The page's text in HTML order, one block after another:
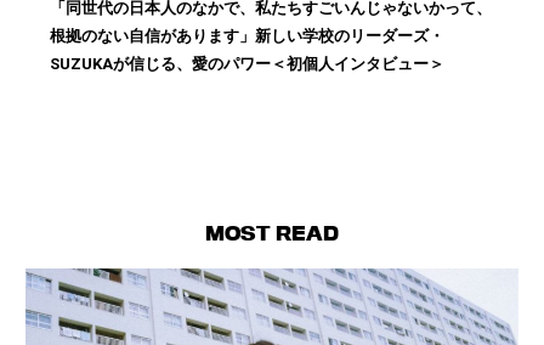
「同世代の日本人のなかで、私たちすごいんじゃないかって、
根拠のない自信があります」新しい学校のリーダーズ・
SUZUKAが信じる、愛のパワー＜初個人インタビュー＞
MOST READ